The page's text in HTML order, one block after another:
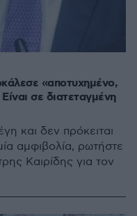
«αποτυχημένο,
σε διατεταγμένη
και δεν πρόκειται
αμφιβολία, ρωτήστε
Καιρίδης για τον